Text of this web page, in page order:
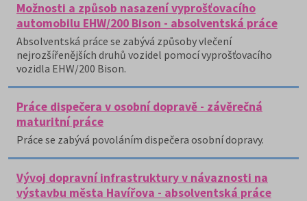
Možnosti a způsob nasazení vyprošťovacího
automobilu EHW/200 Bison - absolventská práce
Absolventská práce se zabývá způsoby vlečení
nejrozšířenějších druhů vozidel pomocí vyprošťovacího
vozidla EHW/200 Bison.
Práce dispečera v osobní dopravě - závěrečná
maturitní práce
Práce se zabývá povoláním dispečera osobní dopravy.
Vývoj dopravní infrastruktury v návaznosti na
výstavbu města Havířova - absolventská práce